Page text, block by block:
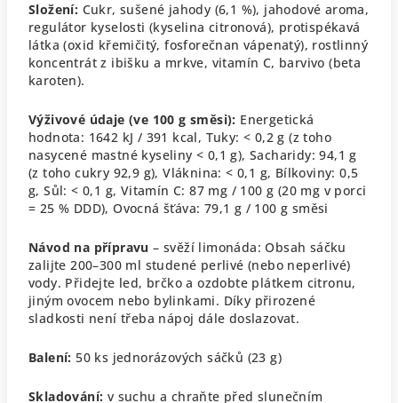
Složení: Cukr, sušené jahody (6,1 %), jahodové aroma,
regulátor kyselosti (kyselina citronová), protispékavá
látka (oxid křemičitý, fosforečnan vápenatý), rostlinný
koncentrát z ibišku a mrkve, vitamín C, barvivo (beta
karoten).
Výživové údaje (ve 100 g směsi): Energetická
hodnota: 1642 kJ / 391 kcal, Tuky: < 0,2 g (z toho
nasycené mastné kyseliny < 0,1 g), Sacharidy: 94,1 g
(z toho cukry 92,9 g),Vláknina: < 0,1 g, Bílkoviny: 0,5
g,Sůl: < 0,1 g, Vitamín C: 87 mg / 100 g (20 mg v porci
= 25 % DDD),Ovocná šťáva: 79,1 g / 100 g směsi
Návod na přípravu – svěží limonáda:Obsah sáčku
zalijte 200–300 ml studené perlivé (nebo neperlivé)
vody. Přidejte led, brčko a ozdobte plátkem citronu,
jiným ovocem nebo bylinkami. Díky přirozené
sladkosti není třeba nápoj dále doslazovat.
Balení:50 ks jednorázových sáčků (23 g)
Skladování: v suchu a chraňte před slunečním